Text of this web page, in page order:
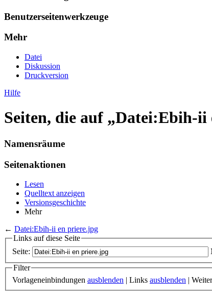
Benutzerseitenwerkzeuge
Mehr
Datei
Diskussion
Druckversion
Hilfe
Seiten, die auf „Datei:Ebih-
Namensräume
Seitenaktionen
Lesen
Quelltext anzeigen
Versionsgeschichte
Mehr
← Datei:Ebih-ii en priere.jpg
Links auf diese Seite
Seite:
Filter
Vorlageneinbindungen ausblenden | Links ausblenden |